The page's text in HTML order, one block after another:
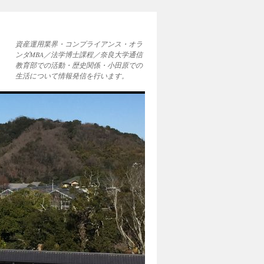
資産運用業界・コンプライアンス・オラ
ンダMBA／法学博士課程／奈良大学通信
教育部での活動・歴史関係・小田原での
生活について情報発信を行います。